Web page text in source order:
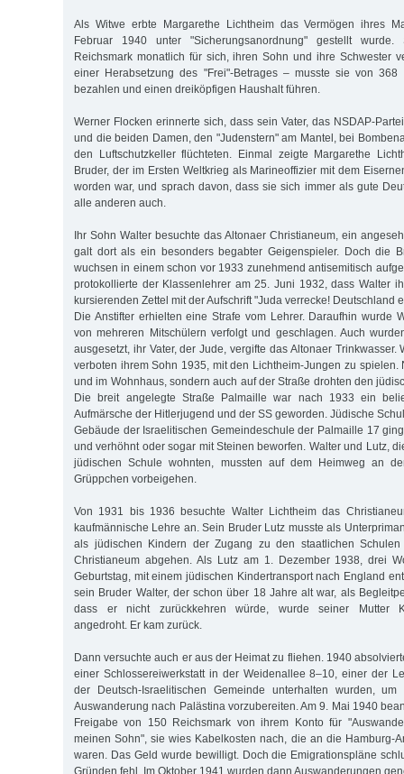
Als Witwe erbte Margarethe Lichtheim das Vermögen ihres
Februar 1940 unter "Sicherungsanordnung" gestellt
Reichsmark monatlich für sich, ihren Sohn und ihre Schwester
einer Herabsetzung des "Frei"-Betrages – musste sie von 368
bezahlen und einen dreiköpfigen Haushalt führen.
Werner Flocken erinnerte sich, dass sein Vater, das NSDAP-
und die beiden Damen, den "Judenstern" am Mantel, bei
den Luftschutzkeller flüchteten. Einmal zeigte Margarethe
Bruder, der im Ersten Weltkrieg als Marineoffizier mit dem
worden war, und sprach davon, dass sie sich immer als gute
alle anderen auch.
Ihr Sohn Walter besuchte das Altonaer Christianeum, ein
galt dort als ein besonders begabter Geigenspieler. Doch die
wuchsen in einem schon vor 1933 zunehmend antisemitisch
protokollierte der Klassenlehrer am 25. Juni 1932, dass Walter
kursierenden Zettel mit der Aufschrift "Juda verrecke! Deutschland
Die Anstifter erhielten eine Strafe vom Lehrer. Daraufhin wurde
von mehreren Mitschülern verfolgt und geschlagen. Auch
ausgesetzt, ihr Vater, der Jude, vergifte das Altonaer Trinkwasser.
verboten ihrem Sohn 1935, mit den Lichtheim-Jungen zu spielen.
und im Wohnhaus, sondern auch auf der Straße drohten den
Die breit angelegte Straße Palmaille war nach 1933 ein
Aufmärsche der Hitlerjugend und der SS geworden. Jüdische
Gebäude der Israelitischen Gemeindeschule der Palmaille 17
und verhöhnt oder sogar mit Steinen beworfen. Walter und Lutz,
jüdischen Schule wohnten, mussten auf dem Heimweg an
Grüppchen vorbeigehen.
Von 1931 bis 1936 besuchte Walter Lichtheim das
kaufmännische Lehre an. Sein Bruder Lutz musste als
als jüdischen Kindern der Zugang zu den staatlichen
Christianeum abgehen. Als Lutz am 1. Dezember 1938, drei
Geburtstag, mit einem jüdischen Kindertransport nach England
sein Bruder Walter, der schon über 18 Jahre alt war, als
dass er nicht zurückkehren würde, wurde seiner Mutter
angedroht. Er kam zurück.
Dann versuchte auch er aus der Heimat zu fliehen. 1940
einer Schlossereiwerkstatt in der Weidenallee 8–10, einer der
der Deutsch-Israelitischen Gemeinde unterhalten wurden,
Auswanderung nach Palästina vorzubereiten. Am 9. Mai 1940
Freigabe von 150 Reichsmark von ihrem Konto für
meinen Sohn", sie wies Kabelkosten nach, die an die Hamburg-
waren. Das Geld wurde bewilligt. Doch die Emigrationspläne
Gründen fehl. Im Oktober 1941 wurden dann Auswanderungen